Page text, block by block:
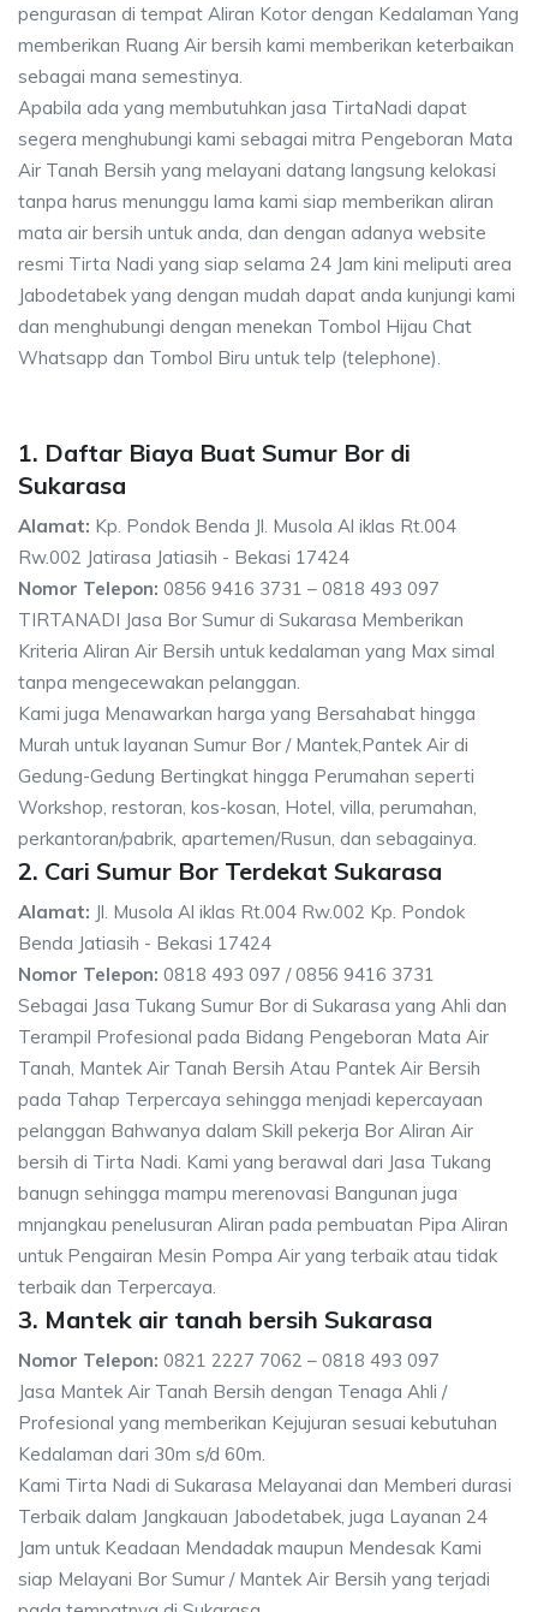
pengurasan di tempat Aliran Kotor dengan Kedalaman Yang
memberikan Ruang Air bersih kami memberikan keterbaikan
sebagai mana semestinya.
Apabila ada yang membutuhkan jasa TirtaNadi dapat
segera menghubungi kami sebagai mitra Pengeboran Mata
Air Tanah Bersih yang melayani datang langsung kelokasi
tanpa harus menunggu lama kami siap memberikan aliran
mata air bersih untuk anda, dan dengan adanya website
resmi Tirta Nadi yang siap selama 24 Jam kini meliputi area
Jabodetabek yang dengan mudah dapat anda kunjungi kami
dan menghubungi dengan menekan Tombol Hijau Chat
Whatsapp dan Tombol Biru untuk telp (telephone).
1. Daftar Biaya Buat Sumur Bor di
Sukarasa
Alamat: Kp. Pondok Benda Jl. Musola Al iklas Rt.004
Rw.002 Jatirasa Jatiasih - Bekasi 17424
Nomor Telepon: 0856 9416 3731 – 0818 493 097
TIRTANADI Jasa Bor Sumur di Sukarasa Memberikan
Kriteria Aliran Air Bersih untuk kedalaman yang Max simal
tanpa mengecewakan pelanggan.
Kami juga Menawarkan harga yang Bersahabat hingga
Murah untuk layanan Sumur Bor / Mantek,Pantek Air di
Gedung-Gedung Bertingkat hingga Perumahan seperti
Workshop, restoran, kos-kosan, Hotel, villa, perumahan,
perkantoran/pabrik, apartemen/Rusun, dan sebagainya.
2. Cari Sumur Bor Terdekat Sukarasa
Alamat: Jl. Musola Al iklas Rt.004 Rw.002 Kp. Pondok
Benda Jatiasih - Bekasi 17424
Nomor Telepon: 0818 493 097 / 0856 9416 3731
Sebagai Jasa Tukang Sumur Bor di Sukarasa yang Ahli dan
Terampil Profesional pada Bidang Pengeboran Mata Air
Tanah, Mantek Air Tanah Bersih Atau Pantek Air Bersih
pada Tahap Terpercaya sehingga menjadi kepercayaan
pelanggan Bahwanya dalam Skill pekerja Bor Aliran Air
bersih di Tirta Nadi. Kami yang berawal dari Jasa Tukang
banugn sehingga mampu merenovasi Bangunan juga
mnjangkau penelusuran Aliran pada pembuatan Pipa Aliran
untuk Pengairan Mesin Pompa Air yang terbaik atau tidak
terbaik dan Terpercaya.
3. Mantek air tanah bersih Sukarasa
Nomor Telepon: 0821 2227 7062 – 0818 493 097
Jasa Mantek Air Tanah Bersih dengan Tenaga Ahli /
Profesional yang memberikan Kejujuran sesuai kebutuhan
Kedalaman dari 30m s/d 60m.
Kami Tirta Nadi di Sukarasa Melayanai dan Memberi durasi
Terbaik dalam Jangkauan Jabodetabek, juga Layanan 24
Jam untuk Keadaan Mendadak maupun Mendesak Kami
siap Melayani Bor Sumur / Mantek Air Bersih yang terjadi